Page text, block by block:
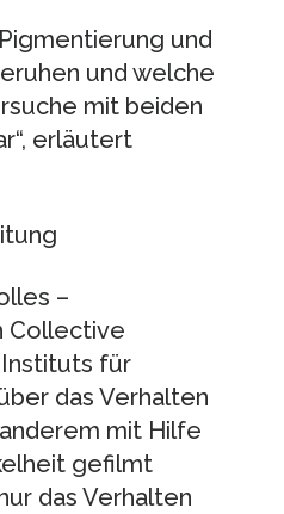
und
und welche
mit beiden
erläutert
–
Collective
Instituts für
das Verhalten
mit Hilfe
gefilmt
das Verhalten